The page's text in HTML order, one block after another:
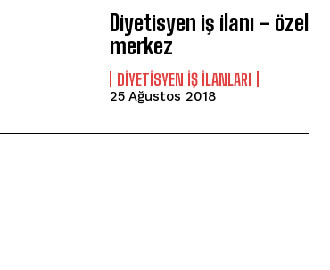
Diyetisyen iş ilanı – özel
merkez
DIYETISYEN İŞ İLANLARI
25 Ağustos 2018